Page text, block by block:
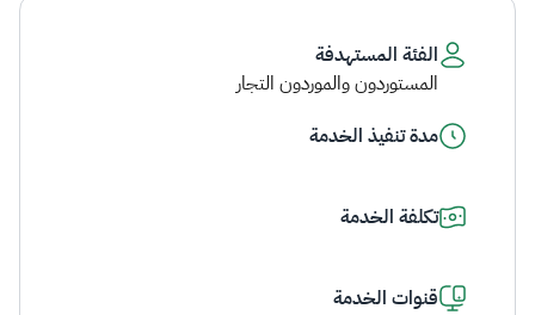
الفئة المستهدفة
المستوردون والموردون التجار
مدة تنفيذ الخدمة
تكلفة الخدمة
قنوات الخدمة